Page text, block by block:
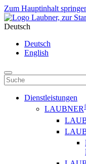
Zum Hauptinhalt
Deutsch
Deutsch
English
Dienstleistungen
LAUBNER